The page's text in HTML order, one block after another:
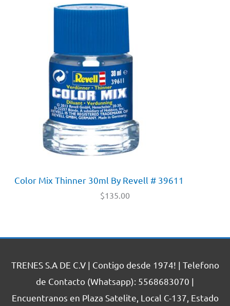
Color Mix Thinner 30ml By Revell # 39611
$135.00
TRENES S.A DE C.V | Contigo desde 1974! | Telefono
de Contacto (Whatsapp): 5568683070 |
Encuentranos en Plaza Satelite, Local C-137, Estado